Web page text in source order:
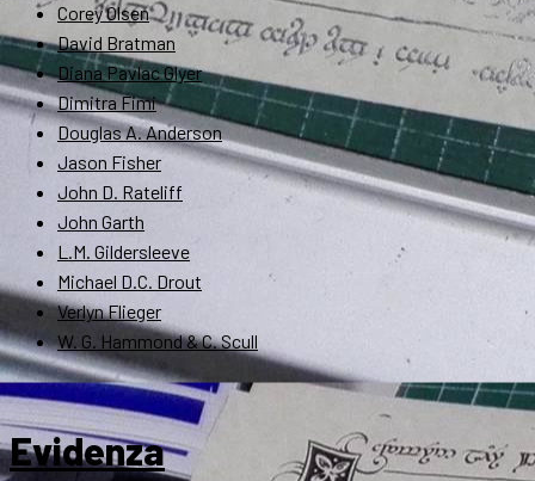
Corey Olsen
David Bratman
Diana Pavlac Glyer
Dimitra Fimi
Douglas A. Anderson
Jason Fisher
John D. Rateliff
John Garth
L.M. Gildersleeve
Michael D.C. Drout
Verlyn Flieger
W. G. Hammond & C. Scull
Evidenza